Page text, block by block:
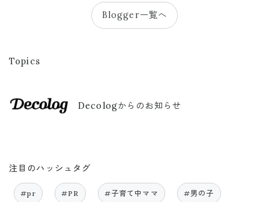
Blogger一覧へ
Topics
Decologからのお知らせ
注目のハッシュタグ
#pr #PR #子育て中ママ #男の子